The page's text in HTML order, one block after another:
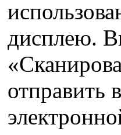
дисплею.
отправить